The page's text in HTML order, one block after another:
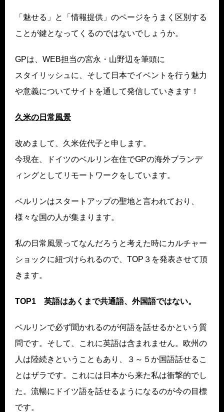
「魅せる」と「情報提供」のページをうまく区別する
ことが鍵となってくるのではないでしょうか。
GPは、WEB担当の宮永・山野辺を筆頭に
スタイリッシュに、そして日本でイベントを行う魅力
や意義についてサイトを通して発信していきます！
久米の日常風景
改めまして、久米佐代子と申します。
今現在、ドイツのベルリン在住でGPの海外ブランデ
ィングとしてリモートワークをしています。
ベルリンはスタートアップの聖地と言われており、
様々な国の人が集まります。
私の日常風景ってなんだろうと考えた時にカルチャー
ショックに紐づけられるので、TOP３を発表させて頂
きます。
TOP1 英語はあくまで共通語、外国語ではない。
ベルリンで必ず聞かれるのが何語を話せるかという質
問です。そして、これに英語は含まれません。欧州の
人は陸続きということもあり、３～５か国語話せるこ
とはザラです。これには日本から来た私は衝撃的でし
た。流暢にドイツ語を話せるようになるのが今の目標
です。